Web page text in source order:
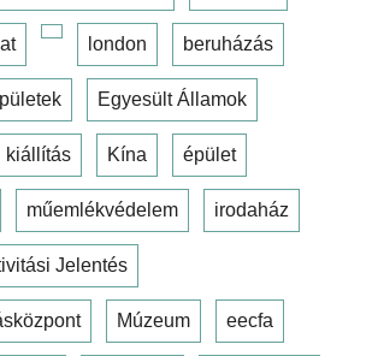
london beruházás
Egyesült Államok
kiállítás Kína épület
műemlékvédelem irodaház
Jelentés
Múzeum eecfa